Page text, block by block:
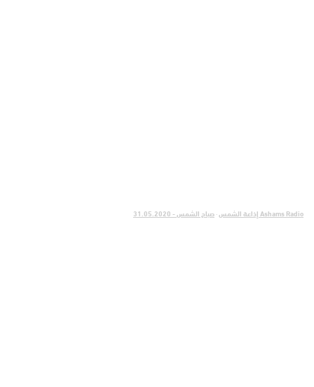
Ashams Radio إذاعة الشمس ·صباح الشمس - 31.05.2020